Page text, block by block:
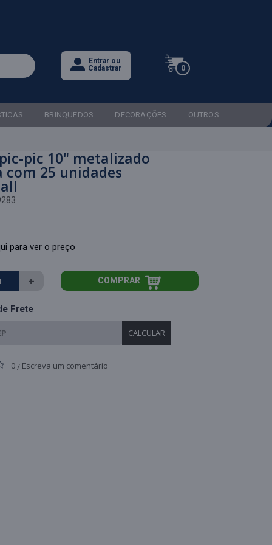
Entrar ou
Cadastrar
0
BRINQUEDOS DECORAÇÕES OUTROS
pic 10" metalizado
com 25 unidades
para ver o preço
+ COMPRAR
Frete
CALCULAR
0 / Escreva um comentário